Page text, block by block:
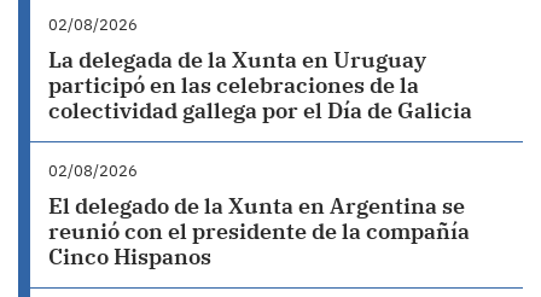
02/08/2026
La delegada de la Xunta en Uruguay
participó en las celebraciones de la
colectividad gallega por el Día de Galicia
02/08/2026
El delegado de la Xunta en Argentina se
reunió con el presidente de la compañía
Cinco Hispanos